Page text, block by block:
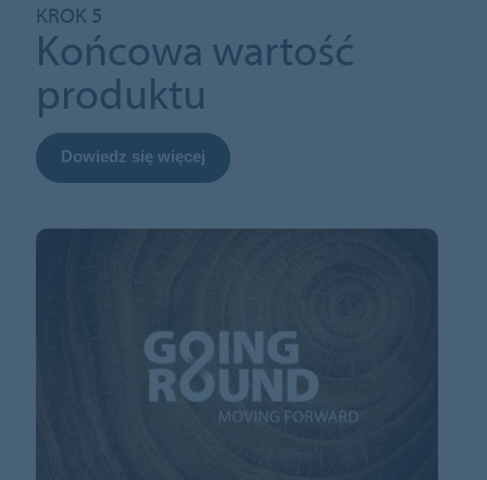
KROK 5
Końcowa wartość
produktu
Dowiedz się więcej